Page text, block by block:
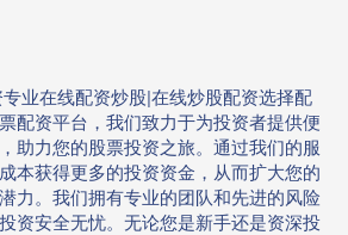
业在线配资炒股|在线炒股配资选择配
配资平台，我们致力于为投资者提供便
助力您的股票投资之旅。通过我们的服
本获得更多的投资资金，从而扩大您的
力。我们拥有专业的团队和先进的风险
资安全无忧。无论您是新手还是资深投